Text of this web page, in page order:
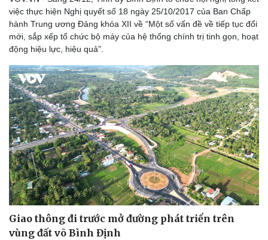
Dinh dưỡng - món ngon
Cây thuốc
Sản phụ khoa
Nhi khoa
Nam khoa
Làm đẹp - giảm cân
Phòng mạch online
Ăn sạch sống khỏe
Nhà đẹp
Blog
Tình yêu - Gia đình
việc thực hiện Nghị quyết số 18 ngày 25/10/2017 của Ban Chấp
hành Trung ương Đảng khóa XII về “Một số vấn đề về tiếp tục đổi
mới, sắp xếp tổ chức bộ máy của hệ thống chính trị tinh gọn, hoạt
động hiệu lực, hiệu quả”.
Giao thông đi trước mở đường phát triển trên
vùng đất võ Bình Định